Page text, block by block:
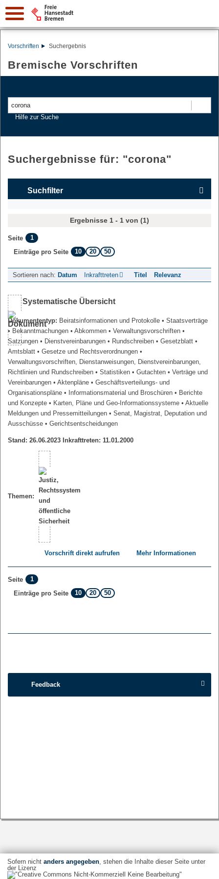
Vorschriften Suchergebnis
Bremische Vorschriften
Hilfe zur Suche
Suchergebnisse für: "corona"
Suchfilter
Ergebnisse 1 - 1 von (1)
Seite
1
Einträge pro Seite
10 20 50
Sortieren nach: Datum Inkrafttreten Titel Relevanz
Systematische Übersicht
Dokumententyp: Beiratsinformationen und Protokolle • Staatsverträge
• Bekanntmachungen • Abkommen • Verwaltungsvorschriften •
Satzungen • Dienstvereinbarungen • Rundschreiben • Gesetzblatt •
Amtsblatt • Gesetze und Rechtsverordnungen •
Verwaltungsvorschriften, Dienstanweisungen, Dienstvereinbarungen,
Richtlinien und Rundschreiben • Statistiken • Gutachten • Verträge und
Vereinbarungen • Aktenpläne • Geschäftsverteilungs- und
Organisationspläne • Informationsmaterial und Broschüren • Berichte
und Konzepte • Karten, Pläne und Geo-Informationssysteme • Aktuelle
Meldungen und Pressemitteilungen • Senat, Magistrat, Deputation und
Ausschüsse • Gerichtsentscheidungen
Stand: 26.06.2023 Inkrafttreten: 11.01.2000
Themen:
Vorschrift direkt aufrufen Mehr Informationen
Seite
1
Einträge pro Seite
10 20 50
Feedback
Sofern nicht anders angegeben, stehen die Inhalte dieser Seite unter
der Lizenz